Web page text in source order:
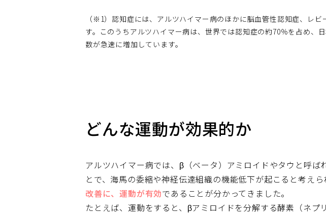
（※1）認知症には、アルツハイマー病のほかに脳血管性認知症、レビ
す。このうちアルツハイマー病は、世界では認知症の約70％を占め、
数が急速に増加しています。
どんな運動が効果的か
アルツハイマー病では、β（ベータ）アミロイドやタウと呼
とで、海馬の委縮や神経伝達組織の機能低下が起こると考えら
改善に、運動が有効であることが分かってきました。
たとえば、運動をすると、βアミロイドを分解する酵素（ネ